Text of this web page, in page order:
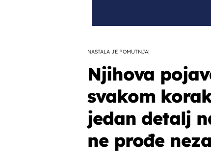
NASTALA JE POMUTNJA!
Njihova
svakom
jedan detalj
ne prođe